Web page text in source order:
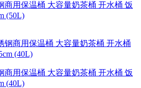
商用保温桶 大容量奶茶桶 开水桶 饭
(50L)
商用保温桶 大容量奶茶桶 开水桶 饭
(40L)